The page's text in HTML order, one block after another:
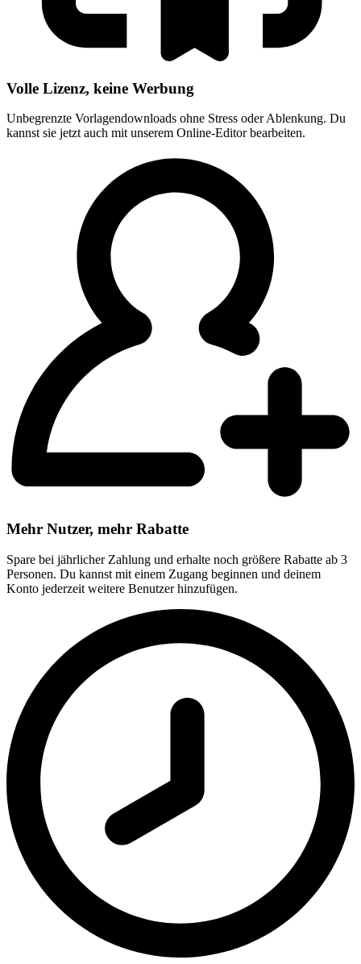
Volle Lizenz, keine Werbung
Unbegrenzte Vorlagendownloads ohne Stress oder Ablenkung. Du
kannst sie jetzt auch mit unserem Online-Editor bearbeiten.
Mehr Nutzer, mehr Rabatte
Spare bei jährlicher Zahlung und erhalte noch größere Rabatte ab 3
Personen. Du kannst mit einem Zugang beginnen und deinem
Konto jederzeit weitere Benutzer hinzufügen.